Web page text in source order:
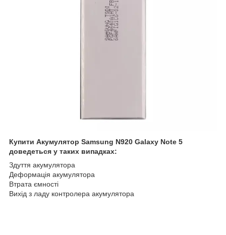
Купити Акумулятор Samsung N920 Galaxy Note 5
доведеться у таких випадках:
Здуття акумулятора
Деформація акумулятора
Втрата ємності
Вихід з ладу контролера акумулятора